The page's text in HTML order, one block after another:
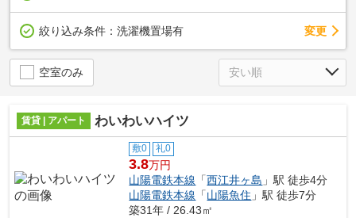
絞り込み条件： 洗濯機置場有 変更
空室のみ
賃貸 | アパート わいわいハイツ
敷0 礼0
3.8万円
山陽電鉄本線 「西江井ヶ島 」駅 徒歩4分
山陽電鉄本線 「山陽魚住 」駅 徒歩7分
築31年 / 26.43㎡